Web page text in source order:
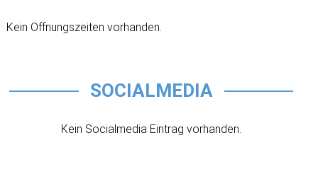
Kein Öffnungszeiten vorhanden.
SOCIALMEDIA
Kein Socialmedia Eintrag vorhanden.